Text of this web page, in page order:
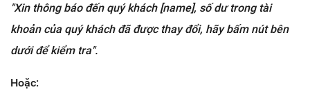
"Xin thông báo đến quý khách [name], số dư trong tài
khoản của quý khách đã được thay đổi, hãy bấm nút bên
dưới để kiểm tra".
Hoặc: